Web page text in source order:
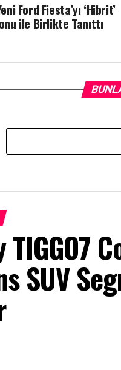
Ford Fiesta’yı ‘Hibrit’
ile Birlikte Tanıttı
TIGGO7
SUV